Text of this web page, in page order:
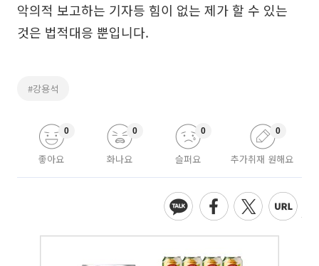
악의적 보고하는 기자등 힘이 없는 제가 할 수 있는
것은 법적대응 뿐입니다.
#강용석
좋아요
0
화나요
0
슬퍼요
0
추가취재 원해요
0